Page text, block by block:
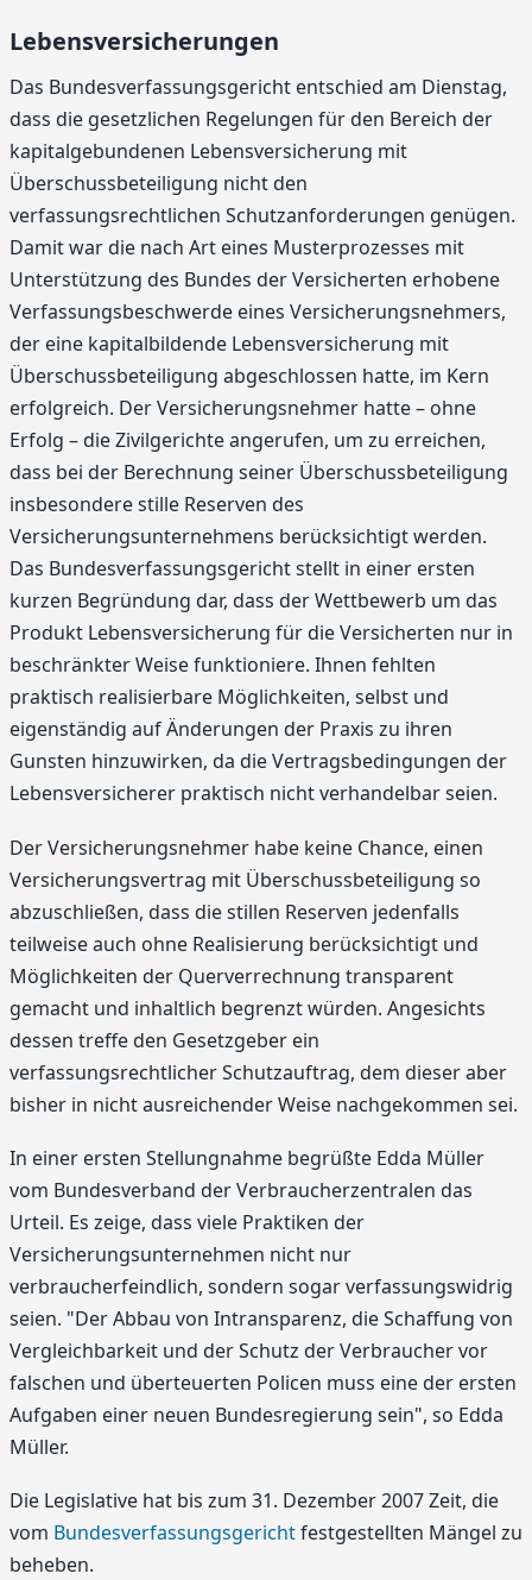
Lebensversicherungen
Das Bundesverfassungsgericht entschied am Dienstag,
dass die gesetzlichen Regelungen für den Bereich der
kapitalgebundenen Lebensversicherung mit
Überschussbeteiligung nicht den
verfassungsrechtlichen Schutzanforderungen genügen.
Damit war die nach Art eines Musterprozesses mit
Unterstützung des Bundes der Versicherten erhobene
Verfassungsbeschwerde eines Versicherungsnehmers,
der eine kapitalbildende Lebensversicherung mit
Überschussbeteiligung abgeschlossen hatte, im Kern
erfolgreich. Der Versicherungsnehmer hatte – ohne
Erfolg – die Zivilgerichte angerufen, um zu erreichen,
dass bei der Berechnung seiner Überschussbeteiligung
insbesondere stille Reserven des
Versicherungsunternehmens berücksichtigt werden.
Das Bundesverfassungsgericht stellt in einer ersten
kurzen Begründung dar, dass der Wettbewerb um das
Produkt Lebensversicherung für die Versicherten nur in
beschränkter Weise funktioniere. Ihnen fehlten
praktisch realisierbare Möglichkeiten, selbst und
eigenständig auf Änderungen der Praxis zu ihren
Gunsten hinzuwirken, da die Vertragsbedingungen der
Lebensversicherer praktisch nicht verhandelbar seien.
Der Versicherungsnehmer habe keine Chance, einen
Versicherungsvertrag mit Überschussbeteiligung so
abzuschließen, dass die stillen Reserven jedenfalls
teilweise auch ohne Realisierung berücksichtigt und
Möglichkeiten der Querverrechnung transparent
gemacht und inhaltlich begrenzt würden. Angesichts
dessen treffe den Gesetzgeber ein
verfassungsrechtlicher Schutzauftrag, dem dieser aber
bisher in nicht ausreichender Weise nachgekommen sei.
In einer ersten Stellungnahme begrüßte Edda Müller
vom Bundesverband der Verbraucherzentralen das
Urteil. Es zeige, dass viele Praktiken der
Versicherungsunternehmen nicht nur
verbraucherfeindlich, sondern sogar verfassungswidrig
seien. "Der Abbau von Intransparenz, die Schaffung von
Vergleichbarkeit und der Schutz der Verbraucher vor
falschen und überteuerten Policen muss eine der ersten
Aufgaben einer neuen Bundesregierung sein", so Edda
Müller.
Die Legislative hat bis zum 31. Dezember 2007 Zeit, die
vom Bundesverfassungsgerichtfestgestellten Mängel zu
beheben.